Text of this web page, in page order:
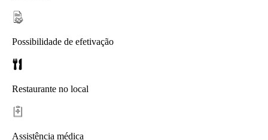
Possibilidade de efetivação
Restaurante no local
Assistência médica